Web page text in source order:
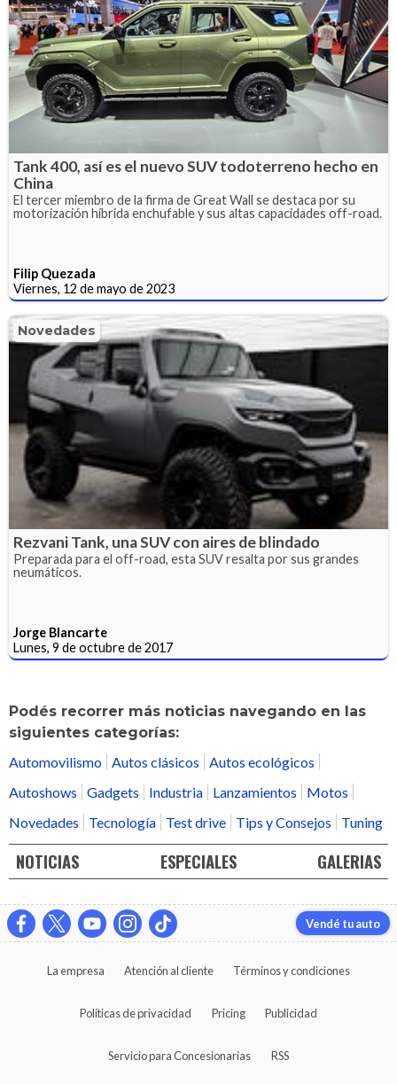
Tank 400, así es el nuevo SUV todoterreno hecho en
China
El tercer miembro de la firma de Great Wall se destaca por su
motorización híbrida enchufable y sus altas capacidades off-road.
Filip Quezada
Viernes, 12 de mayo de 2023
Novedades
Rezvani Tank, una SUV con aires de blindado
Preparada para el off-road, esta SUV resalta por sus grandes
neumáticos.
Jorge Blancarte
Lunes, 9 de octubre de 2017
Podés recorrer más noticias navegando en las
siguientes categorías:
Automovilismo
Autos clásicos
Autos ecológicos
Autoshows
Gadgets Industria Lanzamientos
Motos
Novedades
Tecnología Test drive Tips y Consejos Tuning
NOTICIAS ESPECIALES GALERIAS
Vendé tu auto
La empresa Atención al cliente Términos y condiciones
Políticas de privacidad Pricing Publicidad
Servicio para Concesionarias RSS